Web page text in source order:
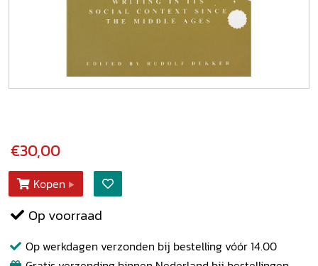
€30,00
Kopen
Op voorraad
Op werkdagen verzonden bij bestelling vóór 14.00